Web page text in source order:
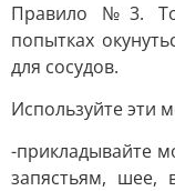
Правило №3.
попытках
для сосудов.
Используйте эти
-прикладывайте
запястьям, шее,